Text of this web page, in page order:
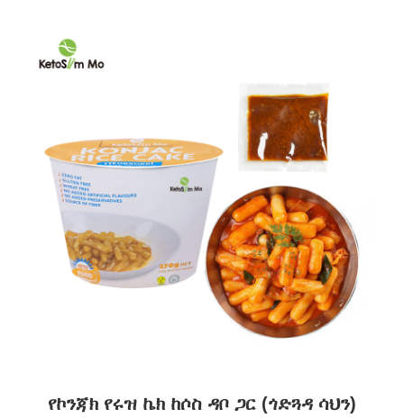
የኮንጃክ የሩዝ ኬክ ከሶስ ዳቦ ጋር (ጎድጓዳ ሳህን)